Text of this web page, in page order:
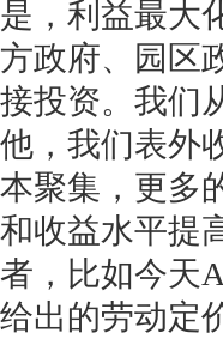
是，利益最大
方政府、园区
接投资。我们
他，我们表外
本聚集，更多
和收益水平提
者，比如今天
给出的劳动定